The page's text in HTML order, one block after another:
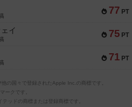
77 PT
75 PT
イ
71 PT
の国々で登録されたApple Inc.の商標です。
ークです。
ッドの商標または登録商標です。